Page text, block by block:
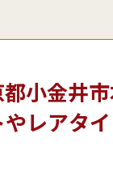
小金井
レアタ